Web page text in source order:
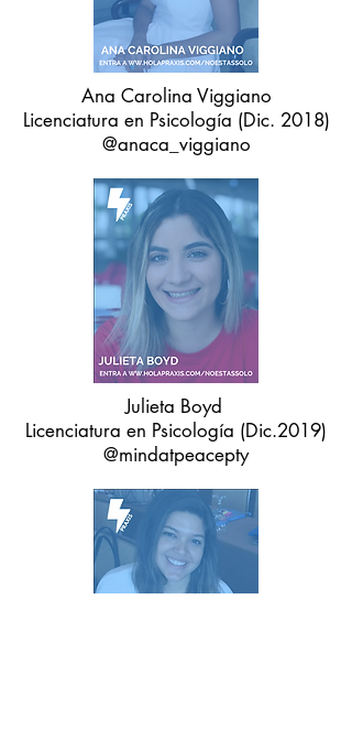
Ana Carolina Viggiano
Licenciatura en Psicología (Dic. 2018)
@anaca_viggiano
Julieta Boyd
Licenciatura en Psicología (Dic.2019)
@mindatpeacepty